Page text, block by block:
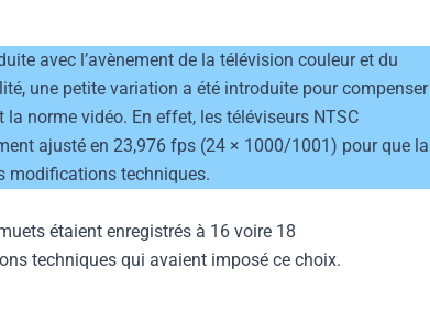
avec l’avènement de la télévision couleur et du
une petite variation a été introduite pour compenser
norme vidéo. En effet, les téléviseurs NTSC
ajusté en 23,976 fps (24 × 1000/1001) pour que la
modifications techniques.
étaient enregistrés à 16 voire 18
techniques qui avaient imposé ce choix.